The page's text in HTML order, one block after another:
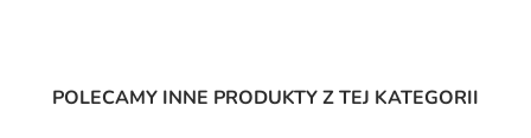
POLECAMY INNE PRODUKTY Z TEJ KATEGORII